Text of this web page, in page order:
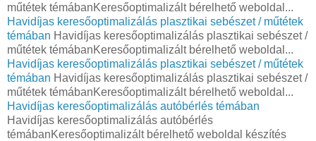
műtétek témábanKeresőoptimalizált bérelhető weboldal...
Havidíjas keresőoptimalizálás plasztikai sebészet / műtétek
témában Havidíjas keresőoptimalizálás plasztikai sebészet /
műtétek témábanKeresőoptimalizált bérelhető weboldal...
Havidíjas keresőoptimalizálás plasztikai sebészet / műtétek
témában Havidíjas keresőoptimalizálás plasztikai sebészet /
műtétek témábanKeresőoptimalizált bérelhető weboldal...
Havidíjas keresőoptimalizálás autóbérlés témában
Havidíjas keresőoptimalizálás autóbérlés
témábanKeresőoptimalizált bérelhető weboldal készítés